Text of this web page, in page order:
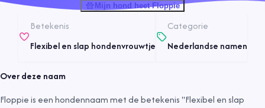
Mijn hond heet Floppie
Betekenis
Flexibel en slap hondenvrouwtje
Categorie
Nederlandse namen
Over deze naam
Floppie is een hondennaam met de betekenis "Flexibel en slap